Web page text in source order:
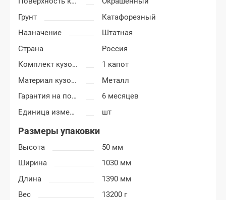
Грунт
Катафорезный
Назначение
Штатная
Страна
Россия
Комплект кузовных деталей
1 капот
Материал кузовных деталей
Металл
Гарантия на покраску
6 месяцев
Единица измерения
шт
Размеры упаковки
Высота
50 мм
Ширина
1030 мм
Длина
1390 мм
Вес
13200 г